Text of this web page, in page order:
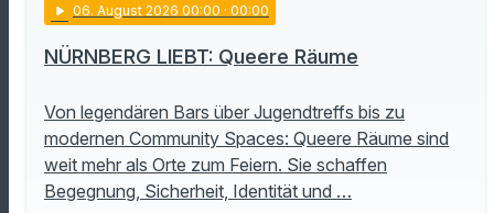
play_arrow 06. August 2026 00:00 · 00:00
NÜRNBERG LIEBT: Queere Räume
Von legendären Bars über Jugendtreffs bis zu
modernen Community Spaces: Queere Räume sind
weit mehr als Orte zum Feiern. Sie schaffen
Begegnung, Sicherheit, Identität und …